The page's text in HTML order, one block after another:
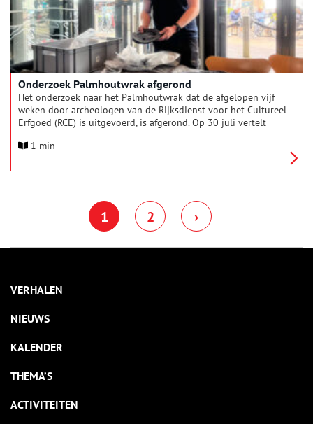
Onderzoek Palmhoutwrak afgerond
Het onderzoek naar het Palmhoutwrak dat de afgelopen vijf
weken door archeologen van de Rijksdienst voor het Cultureel
Erfgoed (RCE) is uitgevoerd, is afgerond. Op 30 juli vertelt
bevindingen.
1 min
1 2 ›
VERHALEN
NIEUWS
KALENDER
THEMA’S
ACTIVITEITEN